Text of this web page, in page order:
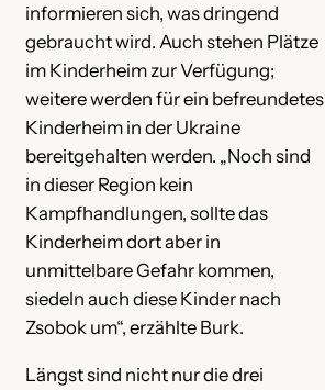
informieren sich, was dringend
gebraucht wird. Auch stehen Plätze
im Kinderheim zur Verfügung;
weitere werden für ein befreundetes
Kinderheim in der Ukraine
bereitgehalten werden. „Noch sind
in dieser Region kein
Kampfhandlungen, sollte das
Kinderheim dort aber in
unmittelbare Gefahr kommen,
siedeln auch diese Kinder nach
Zsobok um“, erzählte Burk.
Längst sind nicht nur die drei